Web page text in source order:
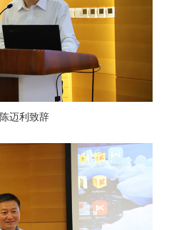
陈迈利致辞